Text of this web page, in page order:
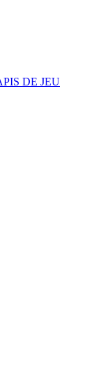
DE JEU